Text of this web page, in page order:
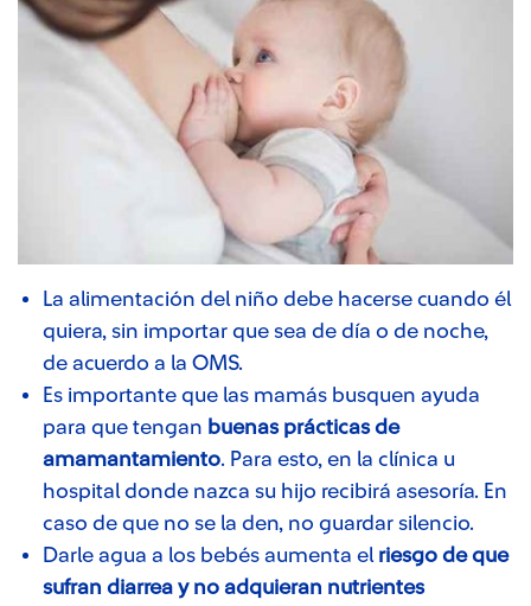
La alimentación del niño debe hacerse cuando él
quiera, sin importar que sea de día o de noche,
de acuerdo a la OMS.
Es importante que las mamás busquen ayuda
para que tengan buenas prácticas de
amamantamiento. Para esto, en la clínica u
hospital donde nazca su hijo recibirá asesoría. En
caso de que no se la den, no guardar silencio.
Darle agua a los bebés aumenta el riesgo de que
sufran diarrea y no adquieran nutrientes